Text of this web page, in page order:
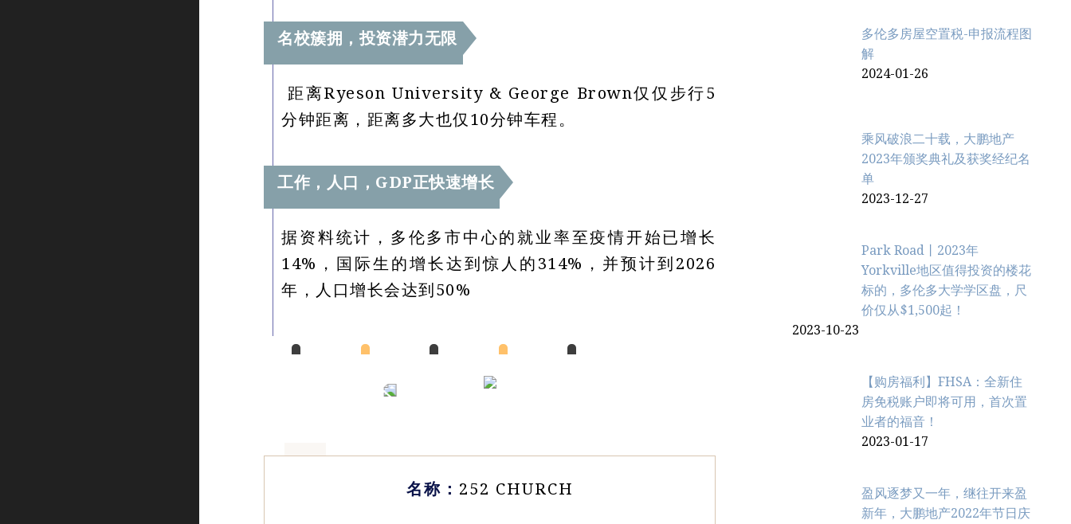
名校簇拥，投资潜力无限
距离Ryeson University & George Brown仅仅步行5
分钟距离，距离多大也仅10分钟车程。
工作，人口，GDP正快速增长
据资料统计，多伦多市中心的就业率至疫情开始已增长
14%，国际生的增长达到惊人的314%，并预计到2026
年，人口增长会达到50%
名称： 252 CHURCH
多伦多房屋空置税-申报流程图
解
2024-01-26
乘风破浪二十载，大鹏地产
2023年颁奖典礼及获奖经纪名
单
2023-12-27
Park Road丨2023年
Yorkville地区值得投资的楼花
标的，多伦多大学学区盘，尺
价仅从$1,500起！
2023-10-23
【购房福利】FHSA：全新住
房免税账户即将可用，首次置
业者的福音！
2023-01-17
盈风逐梦又一年，继往开来盈
新年，大鹏地产2022年节日庆